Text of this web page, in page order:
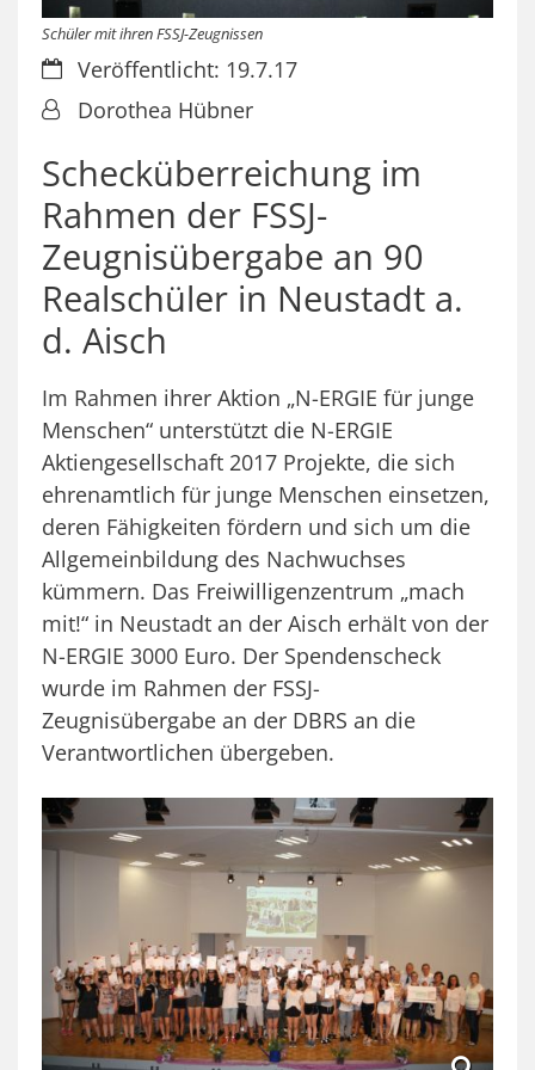
Schüler mit ihren FSSJ-Zeugnissen
Datum:Veröffentlicht: 19.7.17
Von:Dorothea Hübner
Schecküberreichung im
Rahmen der FSSJ-
Zeugnisübergabe an 90
Realschüler in Neustadt a.
d. Aisch
Im Rahmen ihrer Aktion „N-ERGIE für junge
Menschen“ unterstützt die N-ERGIE
Aktiengesellschaft 2017 Projekte, die sich
ehrenamtlich für junge Menschen einsetzen,
deren Fähigkeiten fördern und sich um die
Allgemeinbildung des Nachwuchses
kümmern. Das Freiwilligenzentrum „mach
mit!“ in Neustadt an der Aisch erhält von der
N-ERGIE 3000 Euro. Der Spendenscheck
wurde im Rahmen der FSSJ-
Zeugnisübergabe an der DBRS an die
Verantwortlichen übergeben.